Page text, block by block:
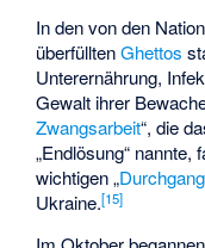
In den von den
überfülltenGhettos
Unterernährung,
Gewalt ihrer
Zwangsarbeit“, die
„Endlösung“
wichtigen „
Ukraine.[15]